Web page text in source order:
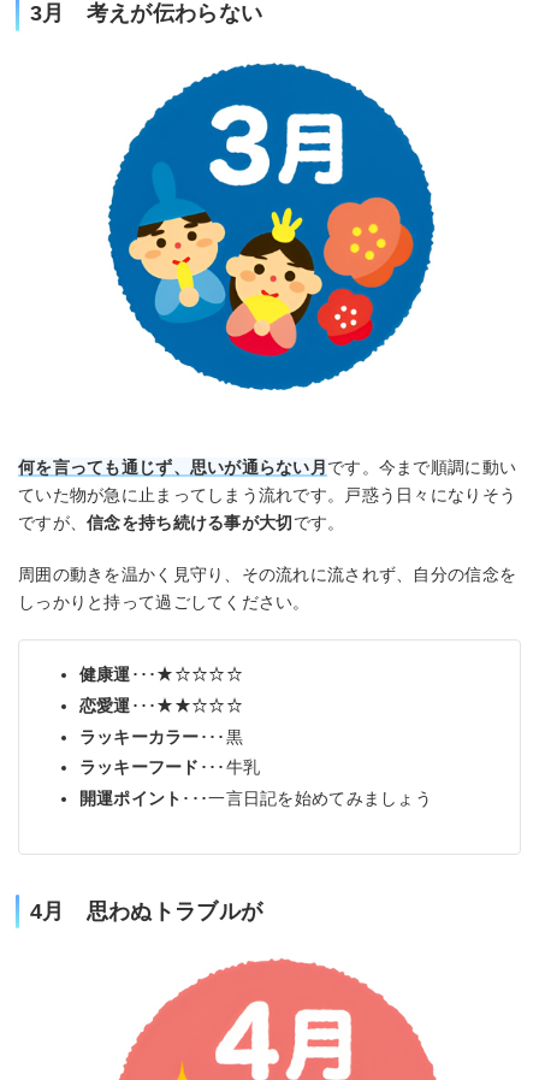
3月 考えが伝わらない
何を言っても通じず、思いが通らない月 です。今まで順調に動い
ていた物が急に止まってしまう流れです。戸惑う日々になりそう
ですが、信念を持ち続ける事が大切です。
周囲の動きを温かく見守り、その流れに流されず、自分の信念を
しっかりと持って過ごしてください。
健康運･･･★☆☆☆☆
恋愛運･･･★★☆☆☆
ラッキーカラー･･･黒
ラッキーフード ･･･牛乳
開運ポイント ･･･一言日記を始めてみましょう
4月 思わぬトラブルが